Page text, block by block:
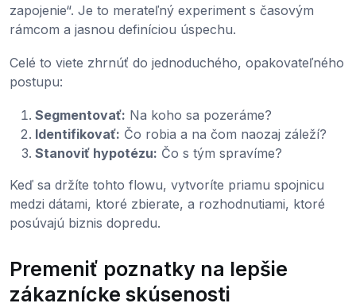
zapojenie“. Je to merateľný experiment s časovým
rámcom a jasnou definíciou úspechu.
Celé to viete zhrnúť do jednoduchého, opakovateľného
postupu:
Segmentovať: Na koho sa pozeráme?
Identifikovať: Čo robia a na čom naozaj záleží?
Stanoviť hypotézu: Čo s tým spravíme?
Keď sa držíte tohto flowu, vytvoríte priamu spojnicu
medzi dátami, ktoré zbierate, a rozhodnutiami, ktoré
posúvajú biznis dopredu.
Premeniť poznatky na lepšie
zákaznícke skúsenosti